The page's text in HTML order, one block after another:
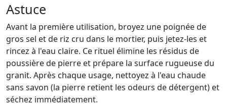
Astuce
Avant la première utilisation, broyez une poignée de
gros sel et de riz cru dans le mortier, puis jetez-les et
rincez à l'eau claire. Ce rituel élimine les résidus de
poussière de pierre et prépare la surface rugueuse du
granit. Après chaque usage, nettoyez à l'eau chaude
sans savon (la pierre retient les odeurs de détergent) et
séchez immédiatement.